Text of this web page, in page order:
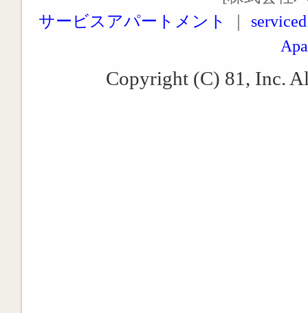
サービスアパートメント
Copyright (C) 81, Inc.